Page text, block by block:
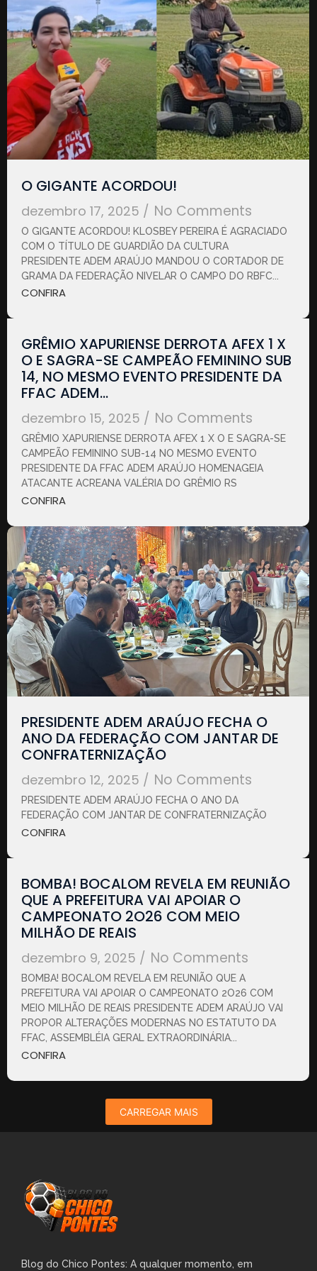
O GIGANTE ACORDOU!
dezembro 17, 2025 / No Comments
O GIGANTE ACORDOU! KLOSBEY PEREIRA É AGRACIADO
COM O TÍTULO DE GUARDIÃO DA CULTURA
PRESIDENTE ADEM ARAÚJO MANDOU O CORTADOR DE
GRAMA DA FEDERAÇÃO NIVELAR O CAMPO DO RBFC...
CONFIRA
GRÊMIO XAPURIENSE DERROTA AFEX 1 X
O E SAGRA-SE CAMPEÃO FEMININO SUB
14, NO MESMO EVENTO PRESIDENTE DA
FFAC ADEM…
dezembro 15, 2025 / No Comments
GRÊMIO XAPURIENSE DERROTA AFEX 1 X O E SAGRA-SE
CAMPEÃO FEMININO SUB-14 NO MESMO EVENTO
PRESIDENTE DA FFAC ADEM ARAÚJO HOMENAGEIA
ATACANTE ACREANA VALÉRIA DO GRÊMIO RS
CONFIRA
PRESIDENTE ADEM ARAÚJO FECHA O
ANO DA FEDERAÇÃO COM JANTAR DE
CONFRATERNIZAÇÃO
dezembro 12, 2025 / No Comments
PRESIDENTE ADEM ARAÚJO FECHA O ANO DA
FEDERAÇÃO COM JANTAR DE CONFRATERNIZAÇÃO
CONFIRA
BOMBA! BOCALOM REVELA EM REUNIÃO
QUE A PREFEITURA VAI APOIAR O
CAMPEONATO 2O26 COM MEIO
MILHÃO DE REAIS
dezembro 9, 2025 / No Comments
BOMBA! BOCALOM REVELA EM REUNIÃO QUE A
PREFEITURA VAI APOIAR O CAMPEONATO 2O26 COM
MEIO MILHÃO DE REAIS PRESIDENTE ADEM ARAÚJO VAI
PROPOR ALTERAÇÕES MODERNAS NO ESTATUTO DA
FFAC, ASSEMBLÉIA GERAL EXTRAORDINÁRIA...
CONFIRA
CARREGAR MAIS
Blog do Chico Pontes: A qualquer momento, em